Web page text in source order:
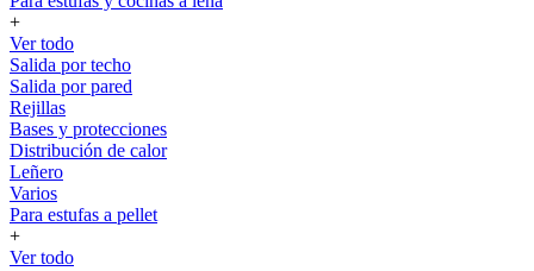
+
Ver todo
Salida por techo
Salida por pared
Rejillas
Bases y protecciones
Distribución de calor
Leñero
Varios
Para estufas a pellet
+
Ver todo